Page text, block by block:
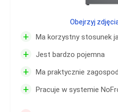
+ Ma korzystny stosunek
+ Jest bardzo pojemna
+ Ma praktycznie
+ Pracuje w systemie
Obejrzyj